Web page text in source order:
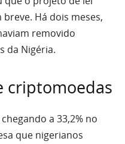
Há dois meses,
removido
da Nigéria.
criptomoedas
a 33,2% no
que nigerianos